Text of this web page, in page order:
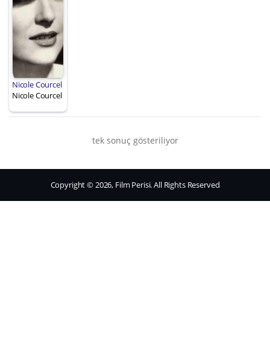
Nicole Courcel
Nicole Courcel
tek sonuç gösteriliyor
Copyright © 2026, Film Perisi. All Rights Reserved